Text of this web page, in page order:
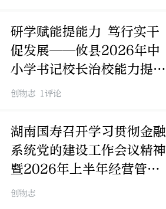
研学赋能提能力 笃行实干
促发展——攸县2026年中
小学书记校长治校能力提升
班开班
创物志 1评论
湖南国寿召开学习贯彻金融
系统党的建设工作会议精神
暨2026年上半年经营管理
工作会议
创物志